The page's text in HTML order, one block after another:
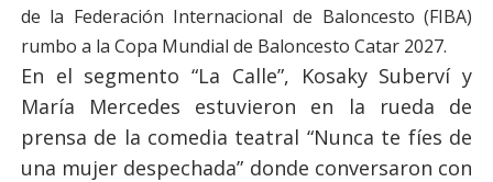
de la Federación Internacional de Baloncesto (FIBA)
rumbo a la Copa Mundial de Baloncesto Catar 2027.
En el segmento “La Calle”, Kosaky Suberví y
María Mercedes estuvieron en la rueda de
prensa de la comedia teatral “Nunca te fíes de
una mujer despechada” donde conversaron con